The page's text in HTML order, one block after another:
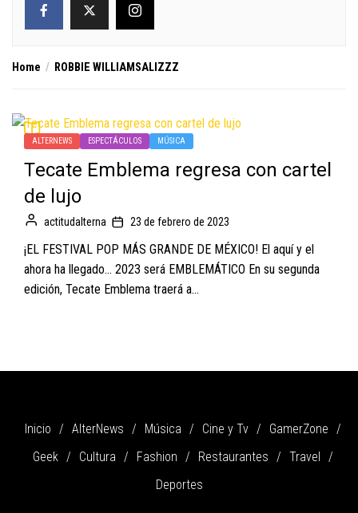
Home ROBBIE WILLIAMSALIZZZ
ALTERNEWS ESPECTÁCULOS MÚSICA
Tecate Emblema regresa con cartel
de lujo
actitudalterna 23 de febrero de 2023
¡EL FESTIVAL POP MÁS GRANDE DE MÉXICO! El aquí y el
ahora ha llegado... 2023 será EMBLEMÁTICO En su segunda
edición, Tecate Emblema traerá a...
Inicio AlterNews Música Cine y Tv
GamerZone
Geek
Cultura Fashion Restaurantes
Travel
Deportes